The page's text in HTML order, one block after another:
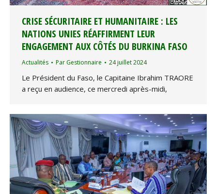
CRISE SÉCURITAIRE ET HUMANITAIRE : LES
NATIONS UNIES RÉAFFIRMENT LEUR
ENGAGEMENT AUX CÔTÉS DU BURKINA FASO
Actualités Par Gestionnaire 24 juillet 2024
Le Président du Faso, le Capitaine Ibrahim TRAORE
a reçu en audience, ce mercredi après-midi,